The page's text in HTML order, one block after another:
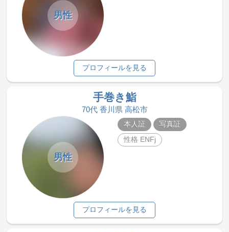
男性
プロフィールを見る
手巻き鮨
70代 香川県 高松市
男性
本人証
写真証
性格 ENFj
プロフィールを見る